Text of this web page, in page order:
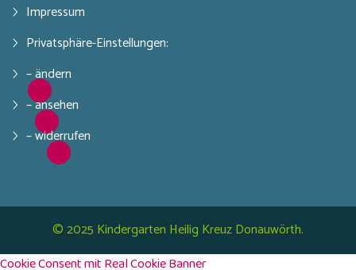
Impressum
Privatsphäre-Einstellungen:
– ändern
– ansehen
– widerrufen
© 2025 Kindergarten Heilig Kreuz Donauwörth.
Cookie Consent mit Real Cookie Banner